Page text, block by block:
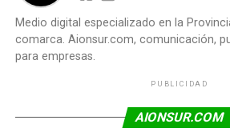
Medio digital especializado en la
comarca. Aionsur.com, comunicación,
para empresas.
PUBLICIDAD
AIONSUR.COM